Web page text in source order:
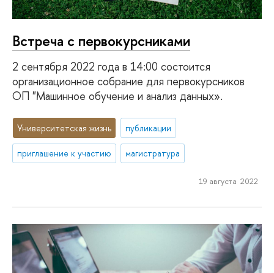
Встреча с первокурсниками
2 сентября 2022 года в 14:00 состоится
организационное собрание для первокурсников
ОП "Машинное обучение и анализ данных».
Университетская жизнь публикации
приглашение к участию магистратура
19 августа 2022